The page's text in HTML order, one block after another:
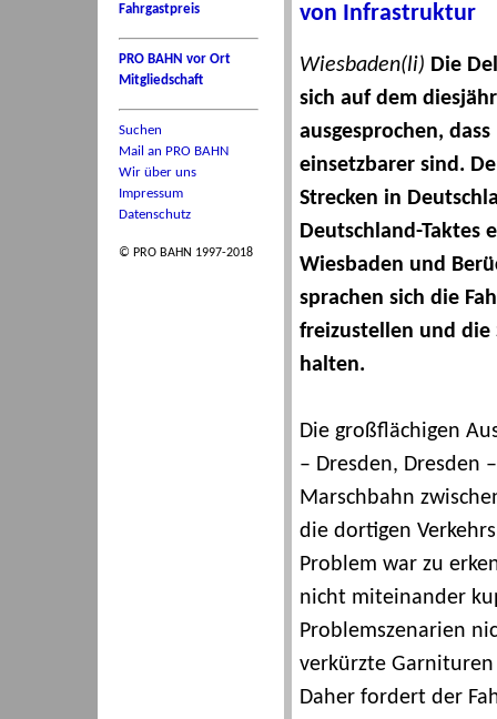
Fahrgastpreis
PRO BAHN vor Ort
Mitgliedschaft
Suchen
Mail an PRO BAHN
Wir über uns
Impressum
Datenschutz
© PRO BAHN 1997-2018
von Infrastruktur
Wiesbaden(li) Die
sich auf dem
ausgesprochen,
einsetzbarer sind.
Strecken in
Deutschland-Taktes
Wiesbaden und
sprachen sich die
freizustellen und die
halten.
Die großflächigen
– Dresden, Dresden
Marschbahn
die dortigen
Problem war zu
nicht miteinander
Problemszenarien
verkürzte
Daher fordert der